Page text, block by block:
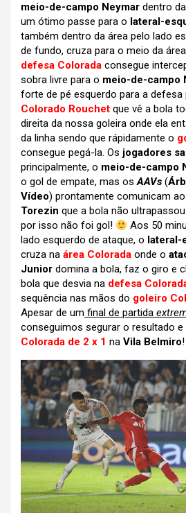
meio-de-campo Neymar dentro da
um ótimo passe para o lateral-
também dentro da área pelo lado
de fundo, cruza para o meio da
defesa Colorada consegue
sobra livre para o meio-de-campo
forte de pé esquerdo para a defesa
Colorado Rouchet que vê a bola
direita da nossa goleira onde ela
da linha sendo que rápidamente o
consegue pegá-la. Os jogadores
principalmente, o meio-de-campo
o gol de empate, mas osAAVs (
Vídeo) prontamente comunicam ao
Torezin que a bola não
por isso não foi gol!
Aos 50
lado esquerdo de ataque, o lateral-
cruza na área Colorada onde o
Junior domina a bola, faz o giro e
bola que desvia na defesa
sequência nas mãos do goleiro
Apesar de um final de partida
conseguimos segurar o resultado
Colorada de 2 x 1 na Vila Belmiro!